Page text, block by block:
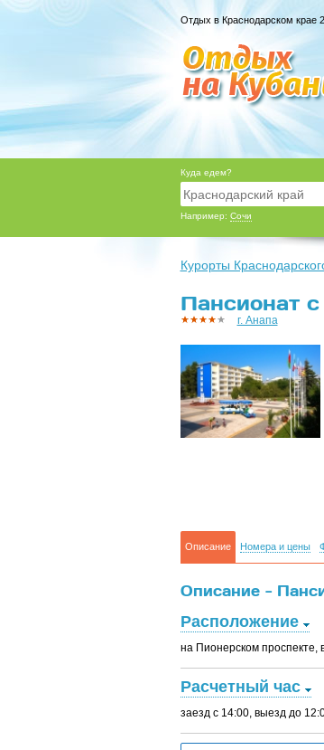
Отдых в Краснодарском крае
Куда едем?
Например: Сочи
Курорты
Пансионат
г. Анапа
Описание Номера и цены
Описание -
Расположение
на Пионерском проспекте,
Расчетный час
заезд с 14:00, выезд до